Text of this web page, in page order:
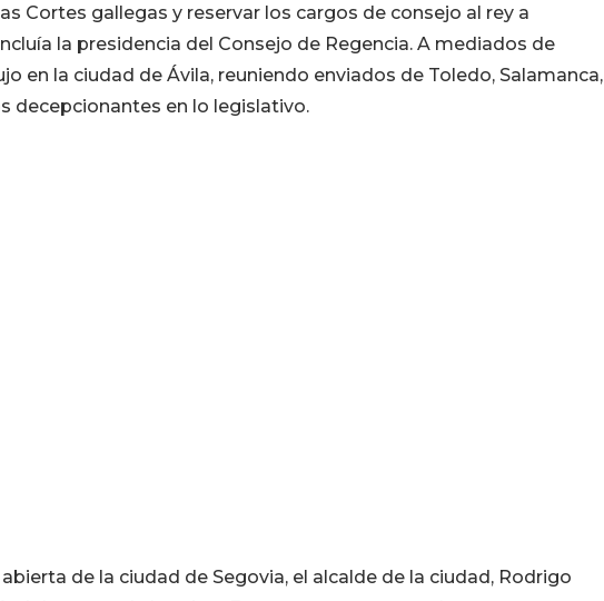
Cortes gallegas y reservar los cargos de consejo al rey a
la presidencia del Consejo de Regencia. A mediados de
en la ciudad de Ávila, reuniendo enviados de Toledo, Salamanca,
decepcionantes en lo legislativo.
de la ciudad de Segovia, el alcalde de la ciudad, Rodrigo